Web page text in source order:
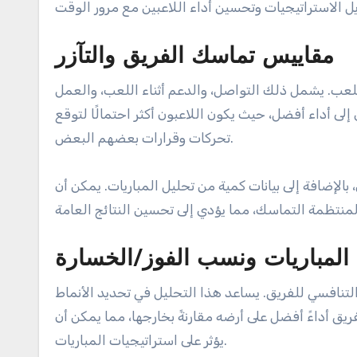
مقاييس تماسك الفريق والتآزر
يشمل ذلك التواصل، والدعم أثناء اللعب، والعمل
أداء أفضل، حيث يكون اللاعبون أكثر احتمالًا لتوقع
تحركات وقرارات بعضهم البعض.
إلى بيانات كمية من تحليل المباريات. يمكن أن
المباريات ونسب الفوز/الخسارة
للفريق. يساعد هذا التحليل في تحديد الأنماط
أداءً أفضل على أرضه مقارنةً بخارجها، مما يمكن أن
يؤثر على استراتيجيات المباريات.